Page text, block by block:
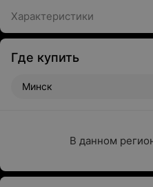
Характеристики
Где купить
Минск
В данном